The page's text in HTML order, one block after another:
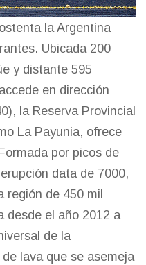
la Argentina
Ubicada 200
y distante 595
en dirección
la Reserva Provincial
La Payunia, ofrece
por picos de
data de 7000,
región de 450 mil
desde el año 2012 a
de la
lava que se asemeja